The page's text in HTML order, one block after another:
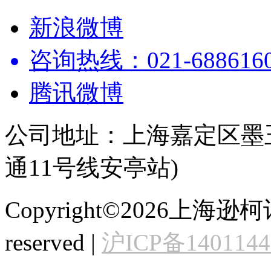
新浪微博
咨询热线：021-
腾讯微博
公司地址：上海嘉定区
通11号线安亭站)
Copyright©2026上海逊
reserved | 沪ICP备